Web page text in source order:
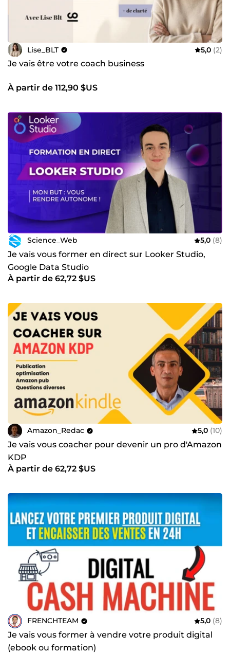
Lise_BLT 5,0 (2)
Je vais être votre coach business
À partir de 112,90 $US
Science_Web 5,0 (8)
Je vais vous former en direct sur Looker Studio,
Google Data Studio
À partir de 62,72 $US
Amazon_Redac 5,0 (10)
Je vais vous coacher pour devenir un pro d'Amazon
KDP
À partir de 62,72 $US
FRENCHTEAM 5,0 (8)
Je vais vous former à vendre votre produit digital
(ebook ou formation)